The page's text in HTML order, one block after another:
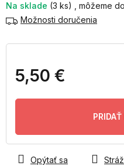
Na sklade (3 ks)
Možnosti doručenia
5,50 €
Opýtať sa